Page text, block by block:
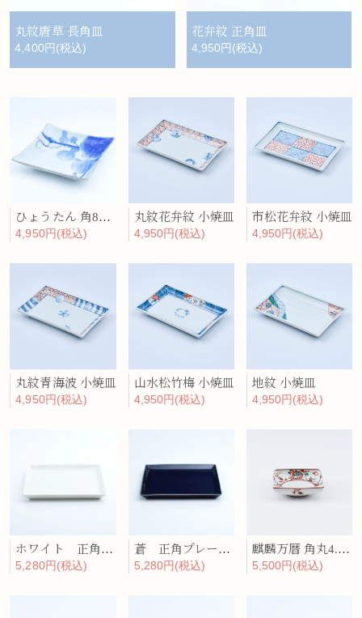
丸紋唐草 長角皿
4,400円(税込)
花弁紋 正角皿
4,950円(税込)
ひょうたん 角8寸皿
4,950円(税込)
丸紋花弁紋 小焼皿
4,950円(税込)
市松花弁紋 小焼皿
4,950円(税込)
丸紋青海波 小焼皿
4,950円(税込)
山水松竹梅 小焼皿
4,950円(税込)
地紋 小焼皿
4,950円(税込)
ホワイト 正角プレート（大）
5,280円(税込)
蒼 正角プレート（大）
5,280円(税込)
麒麟万暦 角丸4.5寸浅鉢
5,500円(税込)